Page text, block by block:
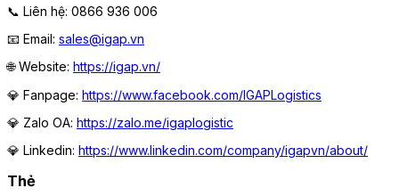
📞 Liên hệ: 0866 936 006
📧 Email: sales@igap.vn
🌐 Website: https://igap.vn/
💎 Fanpage: https://www.facebook.com/IGAPLogistics
💎 Zalo OA: https://zalo.me/igaplogistic
💎 Linkedin: https://www.linkedin.com/company/igapvn/about/
Thẻ